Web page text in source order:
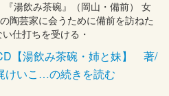
湯飲み茶碗』（岡山・備前） 女
陶芸家に会うために備前を訪ねた
仕打ちを受ける・
【湯飲み茶碗・姉と妹】 著/
けいこ…の続きを読む